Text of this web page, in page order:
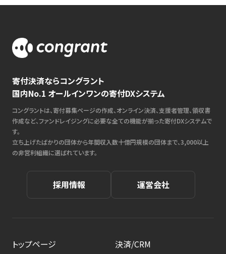
寄付決済ならコングラント
国内No.1 オールインワンの寄付DXシステム
コングラントは、寄付募集ページの作成、オンライン決済、支援者管理、領収書
作成など、ファンドレイジングに必要な全ての機能が揃った寄付DXシステムで
す。
立ち上げたばかりの団体から年間収入数十億円規模の団体まで、3,000以上
の非営利組織に選ばれています。
採用情報 運営会社
トップページ
決済/CRM